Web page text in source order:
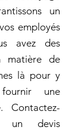
un
employés
avez des
matière de
là pour y
une
Contactez-
un devis